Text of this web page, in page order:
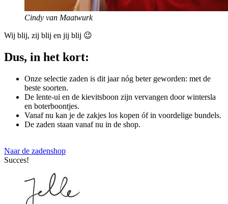
Cindy van Maatwurk
Wij blij, zij blij en jij blij 😉
Dus, in het kort:
Onze selectie zaden is dit jaar nóg beter geworden: met de
beste soorten.
De lente-ui en de kievitsboon zijn vervangen door wintersla
en boterboontjes.
Vanaf nu kan je de zakjes los kopen óf in voordelige bundels.
De zaden staan vanaf nu in de shop.
Naar de zadenshop
Succes!